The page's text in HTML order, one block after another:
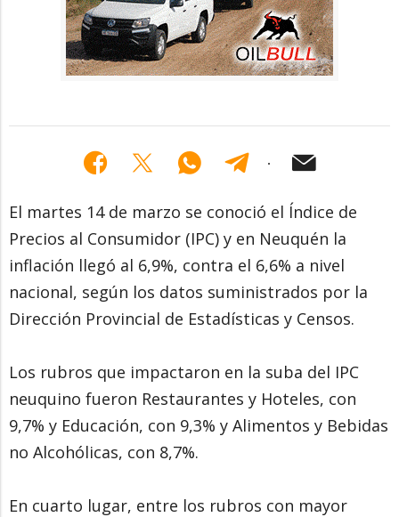
El martes 14 de marzo se conoció el Índice de
Precios al Consumidor (IPC) y en Neuquén la
inflación llegó al 6,9%, contra el 6,6% a nivel
nacional, según los datos suministrados por la
Dirección Provincial de Estadísticas y Censos.
Los rubros que impactaron en la suba del IPC
neuquino fueron Restaurantes y Hoteles, con
9,7% y Educación, con 9,3% y Alimentos y Bebidas
no Alcohólicas, con 8,7%.
En cuarto lugar, entre los rubros con mayor